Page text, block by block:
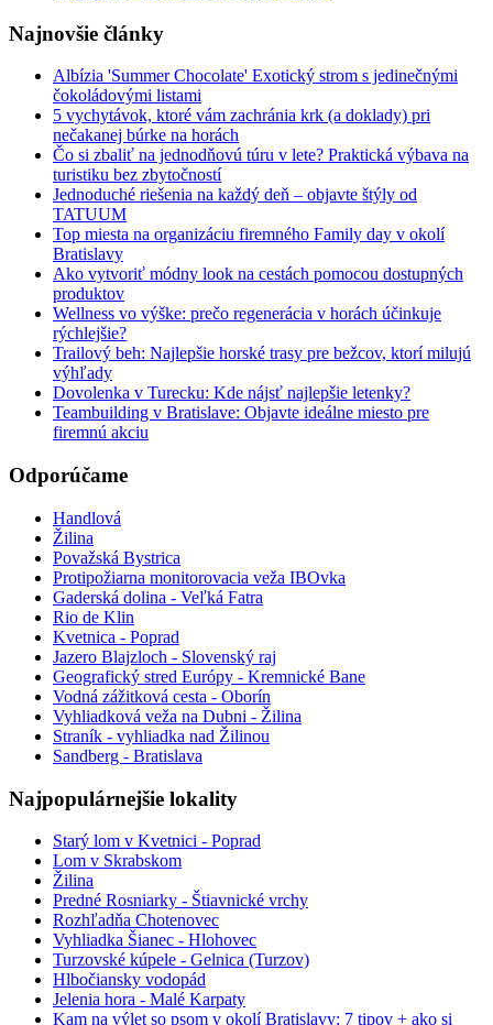
Najnovšie články
Albízia 'Summer Chocolate' Exotický strom s jedinečnými
čokoládovými listami
5 vychytávok, ktoré vám zachránia krk (a doklady) pri
nečakanej búrke na horách
Čo si zbaliť na jednodňovú túru v lete? Praktická výbava na
turistiku bez zbytočností
Jednoduché riešenia na každý deň – objavte štýly od
TATUUM
Top miesta na organizáciu firemného Family day v okolí
Bratislavy
Ako vytvoriť módny look na cestách pomocou dostupných
produktov
Wellness vo výške: prečo regenerácia v horách účinkuje
rýchlejšie?
Trailový beh: Najlepšie horské trasy pre bežcov, ktorí milujú
výhľady
Dovolenka v Turecku: Kde nájsť najlepšie letenky?
Teambuilding v Bratislave: Objavte ideálne miesto pre
firemnú akciu
Odporúčame
Handlová
Žilina
Považská Bystrica
Protipožiarna monitorovacia veža IBOvka
Gaderská dolina - Veľká Fatra
Rio de Klin
Kvetnica - Poprad
Jazero Blajzloch - Slovenský raj
Geografický stred Európy - Kremnické Bane
Vodná zážitková cesta - Oborín
Vyhliadková veža na Dubni - Žilina
Straník - vyhliadka nad Žilinou
Sandberg - Bratislava
Najpopulárnejšie lokality
Starý lom v Kvetnici - Poprad
Lom v Skrabskom
Žilina
Predné Rosniarky - Štiavnické vrchy
Rozhľadňa Chotenovec
Vyhliadka Šianec - Hlohovec
Turzovské kúpele - Gelnica (Turzov)
Hlbočiansky vodopád
Jelenia hora - Malé Karpaty
Kam na výlet so psom v okolí Bratislavy: 7 tipov + ako si